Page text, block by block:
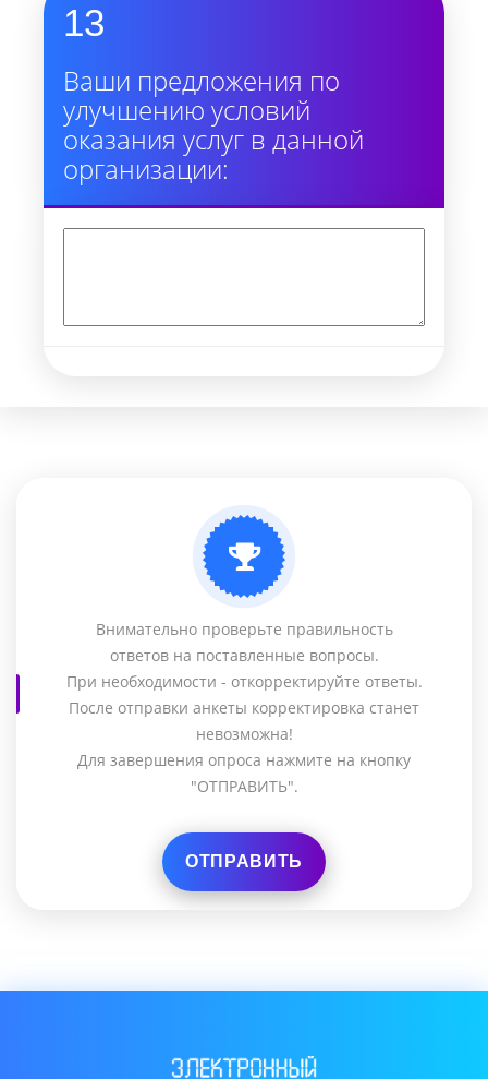
13
Ваши предложения по
улучшению условий
оказания услуг в данной
организации:
Внимательно проверьте правильность
ответов на поставленные вопросы.
При необходимости - откорректируйте ответы.
После отправки анкеты корректировка станет
невозможна!
Для завершения опроса нажмите на кнопку
"ОТПРАВИТЬ".